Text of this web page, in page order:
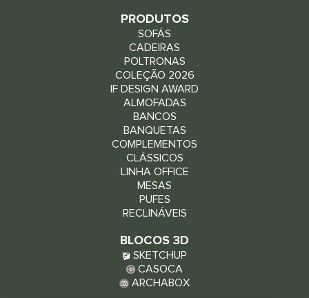
PRODUTOS
SOFÁS
CADEIRAS
POLTRONAS
COLEÇÃO 2026
IF DESIGN AWARD
ALMOFADAS
BANCOS
BANQUETAS
COMPLEMENTOS
CLÁSSICOS
LINHA OFFICE
MESAS
PUFES
RECLINÁVEIS
BLOCOS 3D
SKETCHUP
CASOCA
ARCHABOX